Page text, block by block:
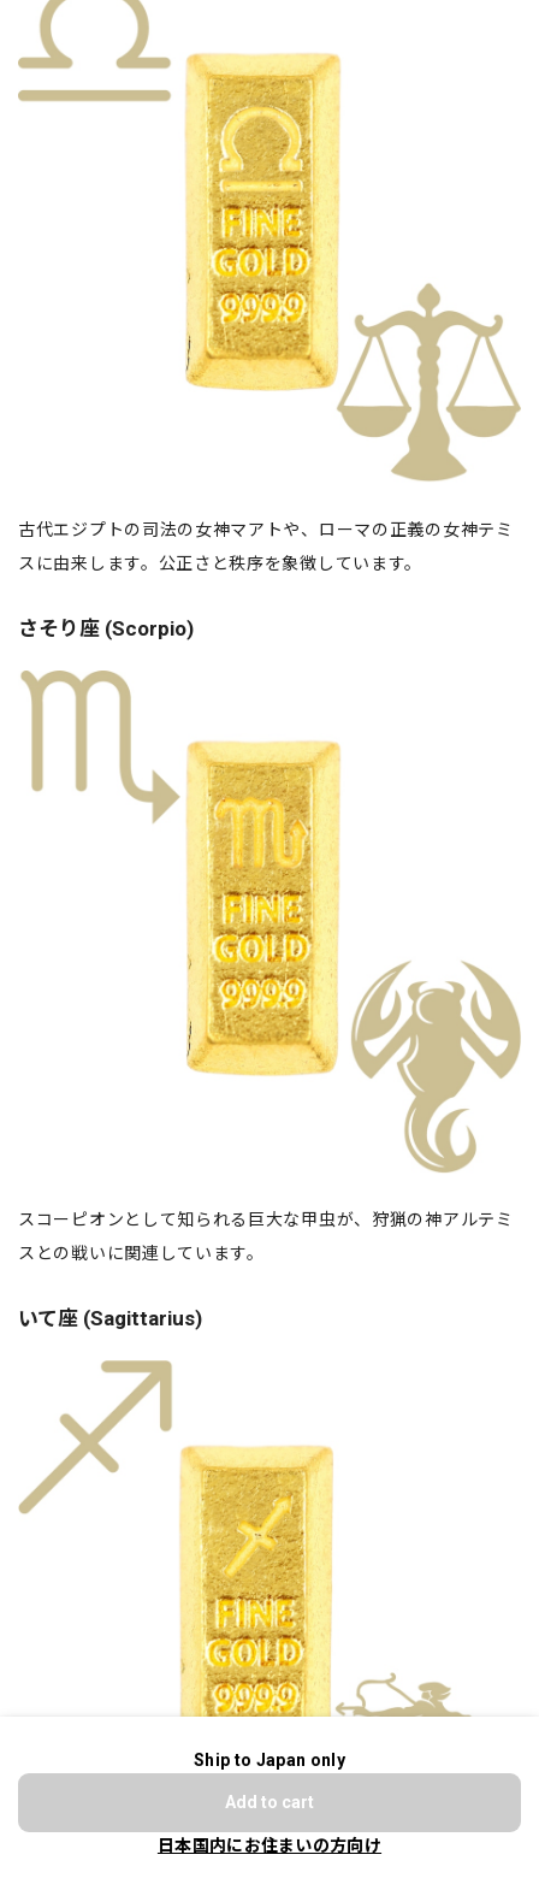
古代エジプトの司法の女神マアトや、ローマの正義の女神テミ
スに由来します。公正さと秩序を象徴しています。
さそり座 (Scorpio)
スコーピオンとして知られる巨大な甲虫が、狩猟の神アルテミ
スとの戦いに関連しています。
いて座 (Sagittarius)
Ship to Japan only
Add to cart
日本国内にお住まいの方向け
ショップに質問する